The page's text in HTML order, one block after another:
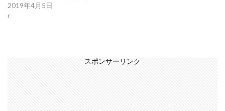
2019年4月5日
r
スポンサーリンク